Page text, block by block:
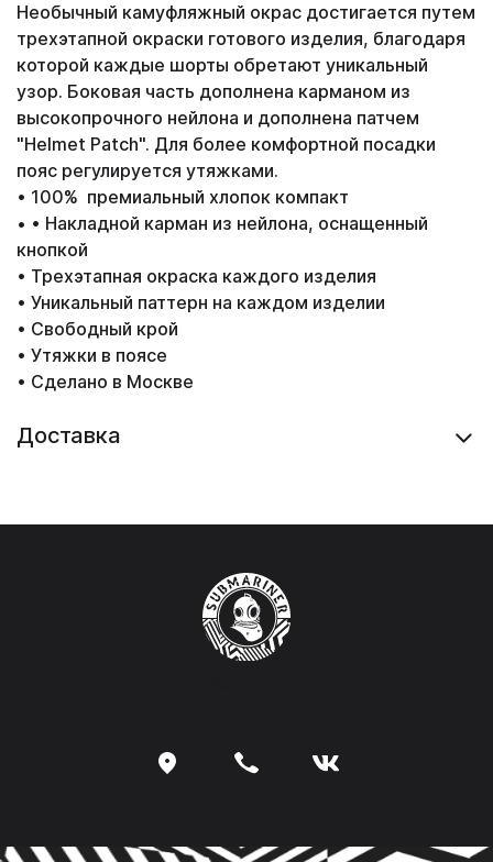
Необычный камуфляжный окрас достигается путем
трехэтапной окраски готового изделия, благодаря
которой каждые шорты обретают уникальный
узор. Боковая часть дополнена карманом из
высокопрочного нейлона и дополнена патчем
"Helmet Patch". Для более комфортной посадки
пояс регулируется утяжками.
• 100% премиальный хлопок компакт
• • Накладной карман из нейлона, оснащенный
кнопкой
• Трехэтапная окраска каждого изделия
• Уникальный паттерн на каждом изделии
• Свободный крой
• Утяжки в поясе
• Сделано в Москве
Доставка